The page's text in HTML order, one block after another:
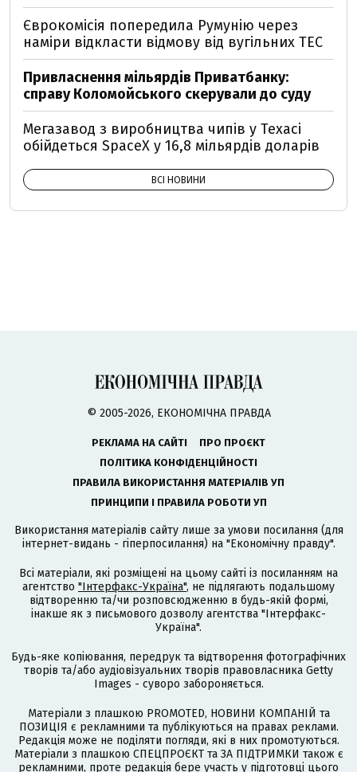
Єврокомісія попередила Румунію через
наміри відкласти відмову від вугільних ТЕС
Привласнення мільярдів Приватбанку:
справу Коломойського скерували до суду
Мегазавод з виробництва чипів у Техасі
обійдеться SpaceX у 16,8 мільярдів доларів
ВСІ НОВИНИ
© 2005-2026, ЕКОНОМІЧНА ПРАВДА
РЕКЛАМА НА САЙТІ
ПРО ПРОЄКТ
ПОЛІТИКА КОНФІДЕНЦІЙНОСТІ
ПРАВИЛА ВИКОРИСТАННЯ МАТЕРІАЛІВ УП
ПРИНЦИПИ І ПРАВИЛА РОБОТИ УП
Використання матеріалів сайту лише за умови посилання (для
інтернет-видань - гіперпосилання) на "Економічну правду".
Всі матеріали, які розміщені на цьому сайті із посиланням на
агентство "Інтерфакс-Україна", не підлягають подальшому
відтворенню та/чи розповсюдженню в будь-якій формі,
інакше як з письмового дозволу агентства "Інтерфакс-
Україна".
Будь-яке копіювання, передрук та відтворення фотографічних
творів та/або аудіовізуальних творів правовласника Getty
Images - суворо забороняється.
Матеріали з плашкою PROMOTED, НОВИНИ КОМПАНІЙ та
ПОЗИЦІЯ є рекламними та публікуються на правах реклами.
Редакція може не поділяти погляди, які в них промотуються.
Матеріали з плашкою СПЕЦПРОЄКТ та ЗА ПІДТРИМКИ також є
рекламними, проте редакція бере участь у підготовці цього